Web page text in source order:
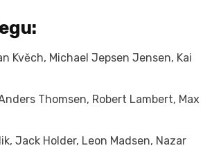
Kvěch, Michael Jepsen Jensen, Kai
Thomsen, Robert Lambert, Max
Jack Holder, Leon Madsen, Nazar